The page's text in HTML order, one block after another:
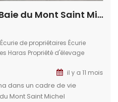
Ecurie sur 10,5 ha – Baie du Mont Saint Michel
Écurie de propriétaires Écurie
Haras Propriété d'élevage
il y a 11 mois
dans un cadre de vie
Mont Saint Michel